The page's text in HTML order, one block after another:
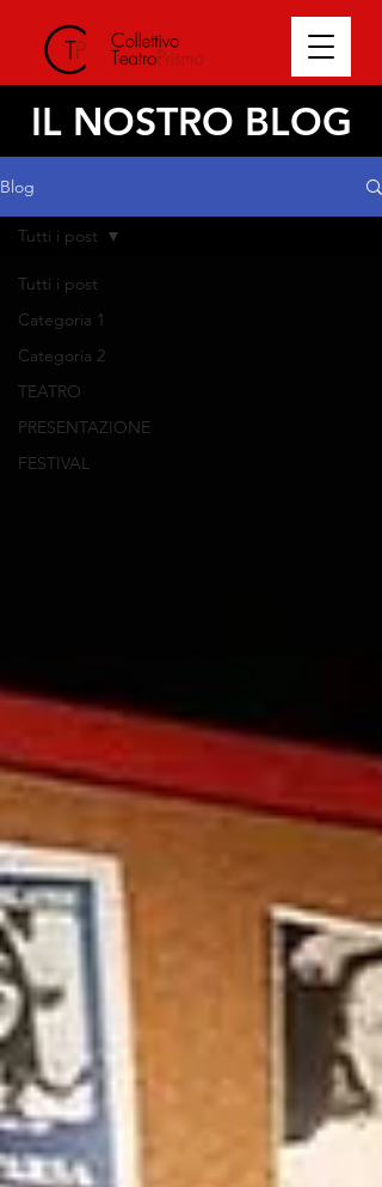
IL NOSTRO BLOG
Blog
Tutti i post
Categoria 1
Categoria 2
TEATRO
PRESENTAZIONE
FESTIVAL
Tutti i post